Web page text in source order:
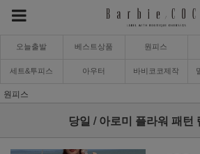
오늘출발 베스트상품 원피스
세트&투피스 아우터 바비코코제작
원피스
당일 / 아로미 플라워 패턴